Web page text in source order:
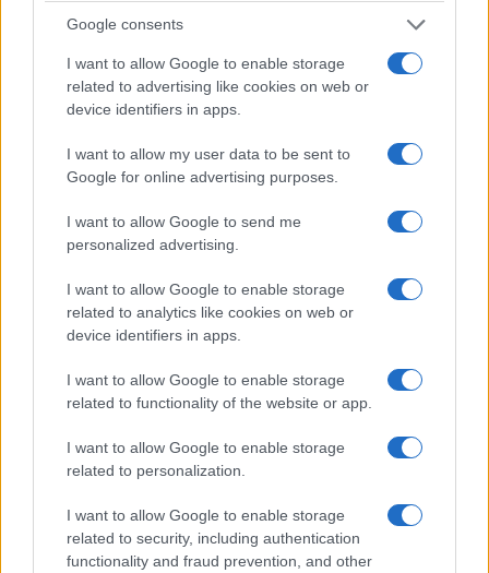
Google consents
I want to allow Google to enable storage
related to advertising like cookies on web or
device identifiers in apps.
I want to allow my user data to be sent to
Google for online advertising purposes.
I want to allow Google to send me
personalized advertising.
I want to allow Google to enable storage
related to analytics like cookies on web or
device identifiers in apps.
I want to allow Google to enable storage
related to functionality of the website or app.
I want to allow Google to enable storage
related to personalization.
I want to allow Google to enable storage
related to security, including authentication
functionality and fraud prevention, and other
Υπόθεση Marfin: Προθεσμία έλαβε για την
απολογία της η 46χρονη κατηγορούμενη
ΕΛΛΑΔΑ